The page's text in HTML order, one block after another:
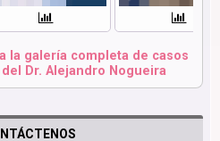
la galería completa de casos
Dr. Alejandro Nogueira